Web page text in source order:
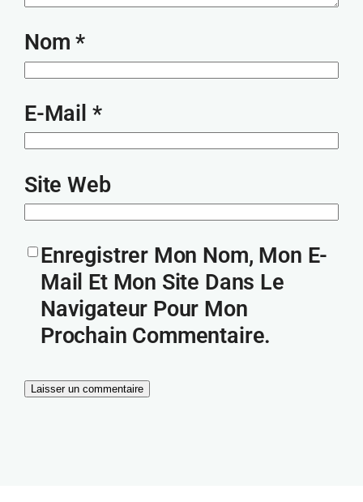
Nom*
E-Mail *
Site Web
Enregistrer Mon Nom, Mon E-
Mail Et Mon Site Dans Le
Navigateur Pour Mon
Prochain Commentaire.